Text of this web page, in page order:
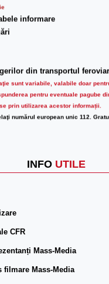
informare
din transportul feroviar
sunt variabile, valabile doar
pentru eventuale pagube
prin utilizarea acestor informații.
numărul european unic 112.
INFO UTILE
CFR
Mass-Media
Mass-Media